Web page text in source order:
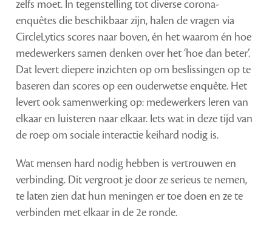
zelfs moet. In tegenstelling tot diverse corona-
enquêtes die beschikbaar zijn, halen de vragen via
CircleLytics scores naar boven, én het waarom én hoe
medewerkers samen denken over het ‘hoe dan beter’.
Dat levert diepere inzichten op om beslissingen op te
baseren dan scores op een ouderwetse enquête. Het
levert ook samenwerking op: medewerkers leren van
elkaar en luisteren naar elkaar. Iets wat in deze tijd van
de roep om sociale interactie keihard nodig is.
Wat mensen hard nodig hebben is vertrouwen en
verbinding. Dit vergroot je door ze serieus te nemen,
te laten zien dat hun meningen er toe doen en ze te
verbinden met elkaar in de 2e ronde.